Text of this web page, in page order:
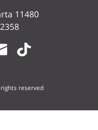
11480
reserved